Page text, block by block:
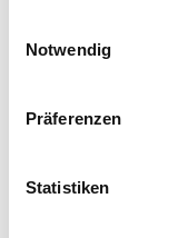
Notwendig
Präferenzen
Statistiken
Passwort